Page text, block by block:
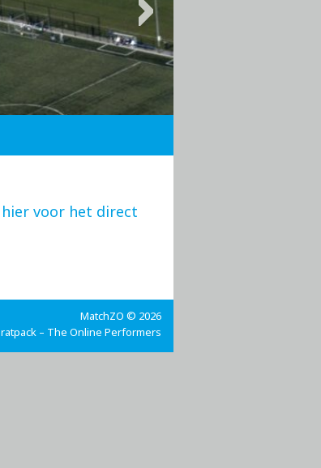
voor het direct
MatchZO © 2026
– The Online Performers